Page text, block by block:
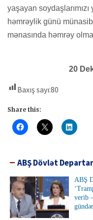
yaşayan
həmrəylik günü
mənasında həmrəy
20
Baxış sayı:80
Share this:
ABŞ Dövlət
ABŞ
verib